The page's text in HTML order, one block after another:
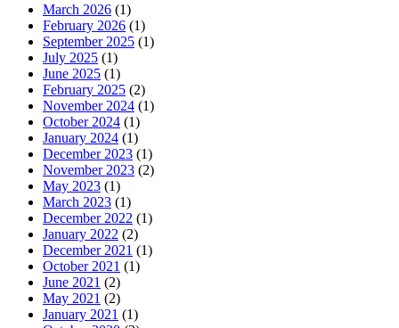
March 2026 (1)
February 2026 (1)
September 2025 (1)
July 2025 (1)
June 2025 (1)
February 2025 (2)
November 2024 (1)
October 2024 (1)
January 2024 (1)
December 2023 (1)
November 2023 (2)
May 2023 (1)
March 2023 (1)
December 2022 (1)
January 2022 (2)
December 2021 (1)
October 2021 (1)
June 2021 (2)
May 2021 (2)
January 2021 (1)